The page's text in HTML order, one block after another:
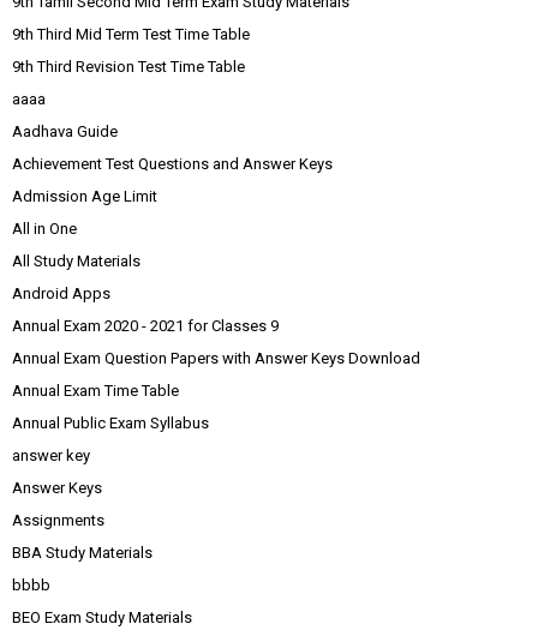
9th Third Mid Term Test Time Table
9th Third Revision Test Time Table
aaaa
Aadhava Guide
Achievement Test Questions and Answer Keys
Admission Age Limit
All in One
All Study Materials
Android Apps
Annual Exam 2020 - 2021 for Classes 9
Annual Exam Question Papers with Answer Keys Download
Annual Exam Time Table
Annual Public Exam Syllabus
answer key
Answer Keys
Assignments
BBA Study Materials
bbbb
BEO Exam Study Materials